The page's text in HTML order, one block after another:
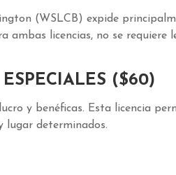
(WSLCB) expide
ambas licencias, no se requiere
($60)
y benéficas. Esta licencia
lugar determinados.